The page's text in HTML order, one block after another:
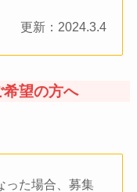
更新：2024.3.4
希望の方へ
った場合、募集